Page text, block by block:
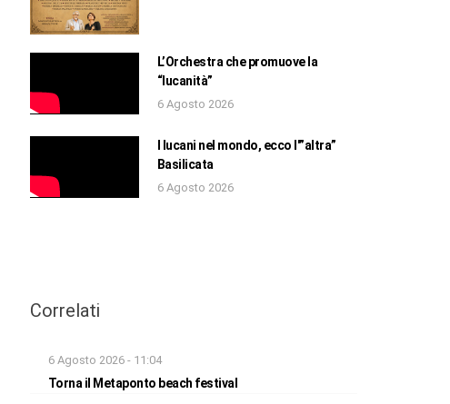
L’Orchestra che promuove la
“lucanità”
6 Agosto 2026
I lucani nel mondo, ecco l'”altra”
Basilicata
6 Agosto 2026
Correlati
6 Agosto 2026 - 11:04
Torna il Metaponto beach festival